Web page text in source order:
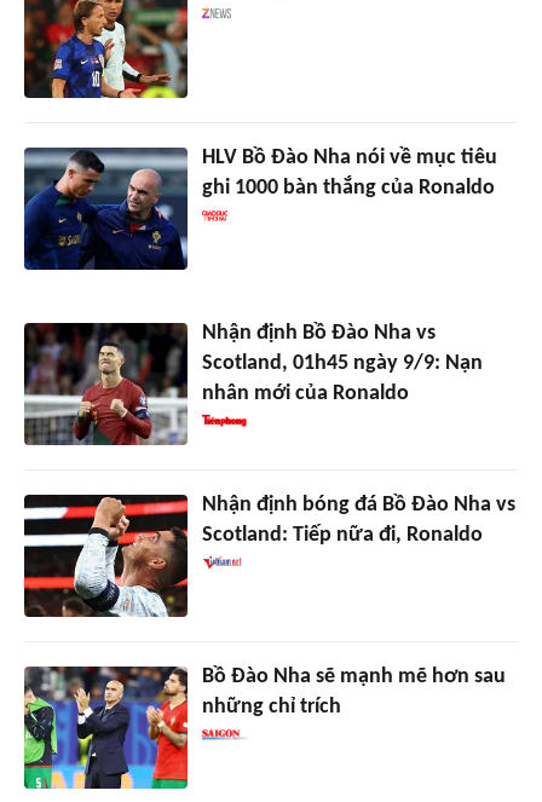
HLV Bồ Đào Nha nói về mục tiêu
ghi 1000 bàn thắng của Ronaldo
Nhận định Bồ Đào Nha vs
Scotland, 01h45 ngày 9/9: Nạn
nhân mới của Ronaldo
Nhận định bóng đá Bồ Đào Nha vs
Scotland: Tiếp nữa đi, Ronaldo
Bồ Đào Nha sẽ mạnh mẽ hơn sau
những chỉ trích